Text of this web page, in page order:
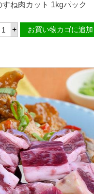
ね肉カット 1kgパック
ト
ジ
+ お買い物カゴに追加